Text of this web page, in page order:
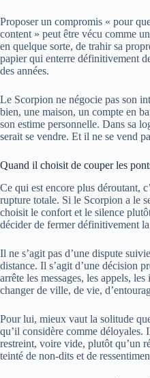
Proposer un compromis « pour
content » peut être vécu comme
en quelque sorte, de trahir sa
papier qui enterre définitivement
des années.
Le Scorpion ne négocie pas son
bien, une maison, un compte en
son estime personnelle. Dans sa
serait se vendre. Et il ne se vend
Quand il choisit de couper les
Ce qui est encore plus déroutant,
rupture totale. Si le Scorpion a le
choisit le confort et le silence
décider de fermer définitivement
Il ne s’agit pas d’une dispute
distance. Il s’agit d’une décision
arrête les messages, les appels,
changer de ville, de vie,
Pour lui, mieux vaut la solitude
qu’il considère comme déloyales.
restreint, voire vide, plutôt qu’un
teinté de non-dits et de